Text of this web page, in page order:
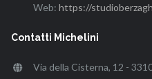
Web: https://
Contatti Michelini
Via della Cisterna, 12 -